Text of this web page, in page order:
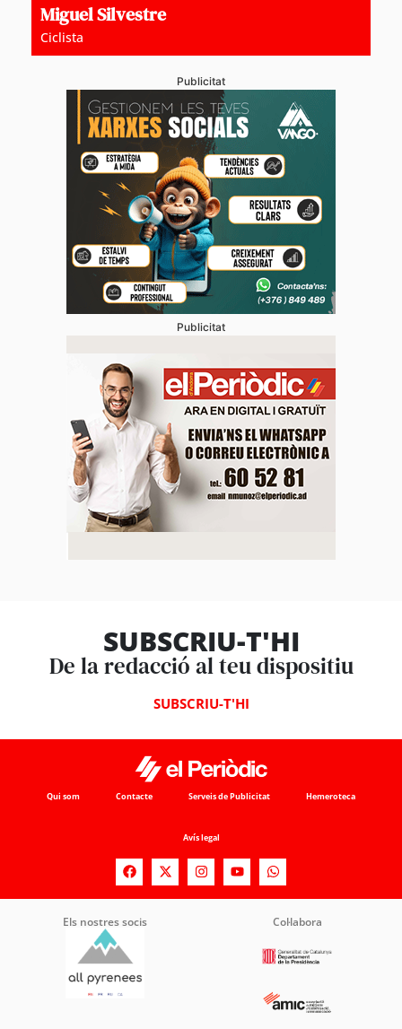
Miguel Silvestre
Ciclista
Publicitat
Publicitat
SUBSCRIU-T'HI
De la redacció al teu dispositiu
SUBSCRIU-T'HI
Qui som Contacte Serveis de Publicitat Hemeroteca
Avís legal
Els nostres socis Col·labora